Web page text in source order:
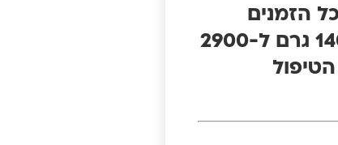
הזמנים
בפגיית בית החולים, הפועלת מזה עשרות שנים. הפגים, במשקלים הנעים בין 1400 גרם ל-2900
הטיפול